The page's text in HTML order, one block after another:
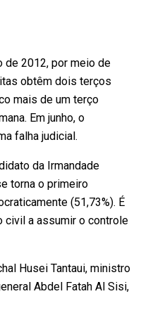
de 2012, por meio de
obtêm dois terços
mais de um terço
Em junho, o
falha judicial.
da Irmandade
torna o primeiro
(51,73%). É
civil a assumir o controle
Husei Tantaui, ministro
Abdel Fatah Al Sisi,